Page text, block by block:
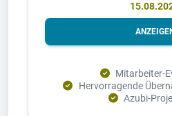
Mitarbeiter-
Hervorragende
Azubi-